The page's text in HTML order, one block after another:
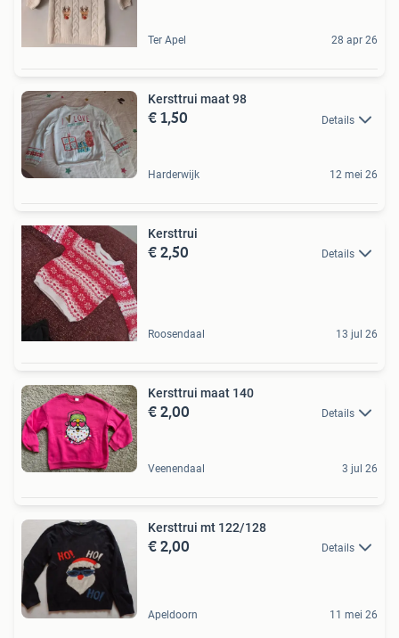
Ter Apel 28 apr 26
Kersttrui maat 98
€ 1,50 Details
Harderwijk 12 mei 26
Kersttrui
€ 2,50 Details
Roosendaal 13 jul 26
Kersttrui maat 140
€ 2,00 Details
Veenendaal 3 jul 26
Kersttrui mt 122/128
€ 2,00 Details
Apeldoorn 11 mei 26